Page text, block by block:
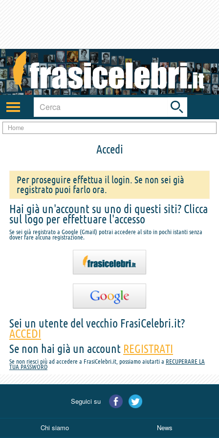
Attiva/disattiva
navigazione
Toggle
search
bar
Home
Accedi
Per proseguire effettua il login. Se non sei già
registrato puoi farlo ora.
Hai già un'account su uno di questi siti? Clicca
sul logo per effettuare l'accesso
Se sei già registrato a Google (Gmail) potrai accedere al sito in pochi istanti senza
dover fare alcuna registrazione.
Sei un utente del vecchio FrasiCelebri.it?
ACCEDI
Se non hai già un account REGISTRATI
Se non riesci più ad accedere a FrasiCelebri.it, possiamo aiutarti a RECUPERARE LA
TUA PASSWORD
Seguici su
Chi siamo News